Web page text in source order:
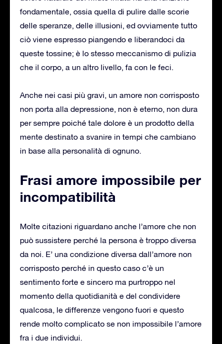
fondamentale, ossia quella di pulire dalle scorie
delle speranze, delle illusioni, ed ovviamente tutto
ciò viene espresso piangendo e liberandoci da
queste tossine; è lo stesso meccanismo di pulizia
che il corpo, a un altro livello, fa con le feci.
Anche nei casi più gravi, un amore non corrisposto
non porta alla depressione, non è eterno, non dura
per sempre poiché tale dolore è un prodotto della
mente destinato a svanire in tempi che cambiano
in base alla personalità di ognuno.
Frasi amore impossibile per
incompatibilità
Molte citazioni riguardano anche l’amore che non
può sussistere perché la persona è troppo diversa
da noi. E’ una condizione diversa dall’amore non
corrisposto perché in questo caso c’è un
sentimento forte e sincero ma purtroppo nel
momento della quotidianità e del condividere
qualcosa, le differenze vengono fuori e questo
rende molto complicato se non impossibile l’amore
fra i due individui.